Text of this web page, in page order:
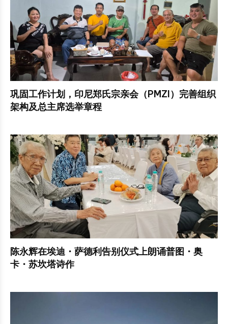
巩固工作计划，印尼郑氏宗亲会（PMZI）完善组织
架构及总主席选举章程
陈永辉在埃迪・萨德利告别仪式上朗诵普图・奥
卡・苏坎塔诗作